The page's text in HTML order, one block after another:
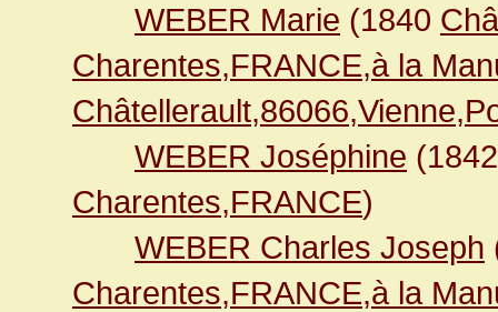
WEBER Marie (1840
Charentes,FRANCE,à la
WEBER Joséphine
Charentes,FRANCE)
WEBER Charles Joseph
Charentes,FRANCE,à la